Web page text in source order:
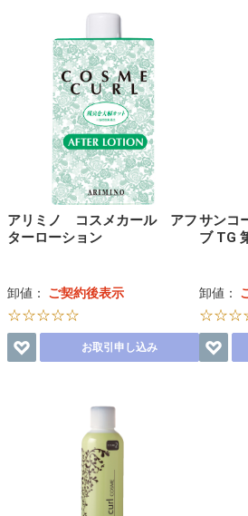
アリミノ コスメカール アフ
ターローション
卸値： ご契約後表示
☆☆☆☆☆
お取引申し込み
サンコ
ブ TG
卸値：